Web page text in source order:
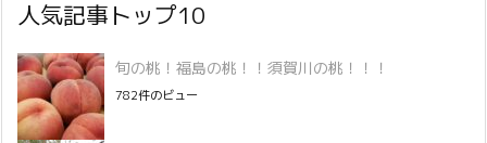
人気記事トップ10
旬の桃！福島の桃！！須賀川の桃！！！
782件のビュー